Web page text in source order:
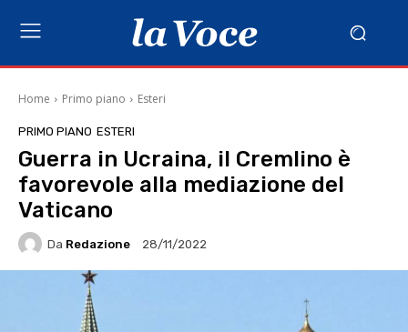
Home Primo piano Esteri
PRIMO PIANO ESTERI
Guerra in Ucraina, il Cremlino è
favorevole alla mediazione del
Vaticano
Da Redazione 28/11/2022